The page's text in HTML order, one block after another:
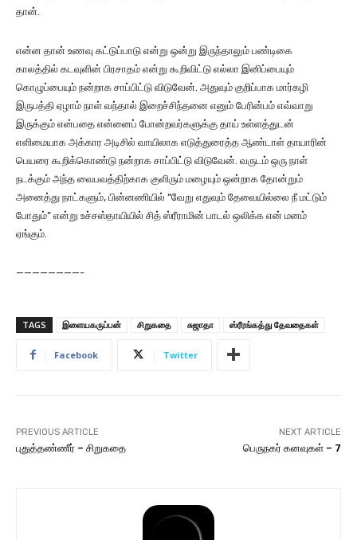
தான்.
என்ன தான் உணவு கட்டுப்பாடு என்று ஒன்று இருந்தாலும் பண்டிகை
காலத்தில் கடவுளின் பிரசாதம் என்று கூறிவிட்டு எல்லா இனிப்பையும்
கொழுப்பையும் நன்றாக சாப்பிட்டு விடுவேன். அதுவும் குறிப்பாக மார்கழி
இருபத்தி ஏழாம் நாள் வந்தால் இறைச்சிந்தனை எனும் பேரின்பம் எவ்வாறு
இருக்கும் என்பதை என்னைப் போன்றவர்களுக்கு தாய் உள்ளத்துடன்
எளிமையாக அக்கார அடிசில் வாயிலாக எடுத்துரைத்த ஆண்டாள் தாயாரின்
பெயரை கூறிக்கொண்டு நன்றாக சாப்பிட்டு விடுவேன். வருடம் ஒரு நாள்
நடக்கும் அந்த வைபவத்திற்காக குளிரும் மழையும் ஒன்றாக தோன்றும்
அனைத்து நாட்களும், பின்னணியில் “வேறு எதுவும் தேவையில்லை நீ மட்டும்
போதும்” என்று உச்சஸ்தாயியில் சித் ஸ்ரீராமின் பாடல் ஒலிக்க என் மனம்
ஏங்கும்.
————————-
TAGS இளையகருப்பன் சிறுகதை சுஜாதா ஸ்ரீரங்கத்து தேவதைகள்
Facebook Twitter
PREVIOUS ARTICLE
புதுத்தண்ணீர் – சிறுகதை
NEXT ARTICLE
பெருநகர் கனவுகள் – 7